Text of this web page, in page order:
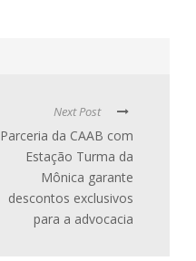
Next Post
Parceria da CAAB com
Estação Turma da
Mônica garante
descontos exclusivos
para a advocacia